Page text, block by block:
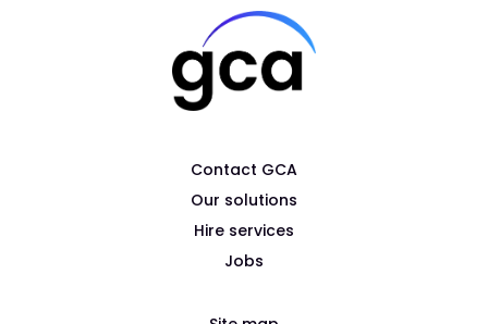
Contact GCA
Our solutions
Hire services
Jobs​